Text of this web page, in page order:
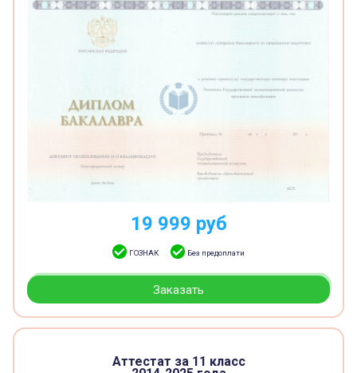
19 999 руб
ГОЗНАК Без предоплати
Заказать
Аттестат за 11 класс